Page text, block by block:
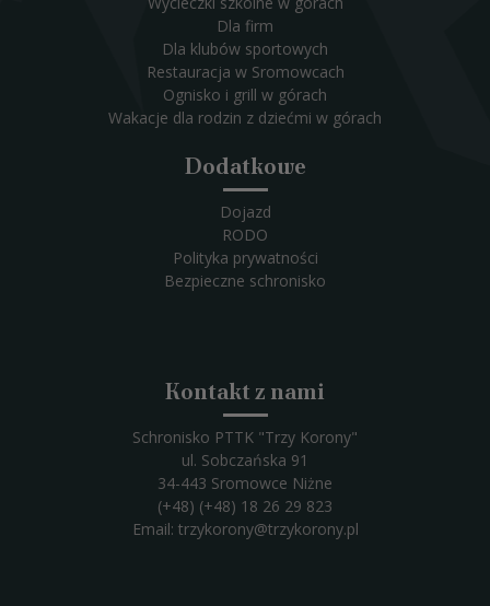
Dla firm
Dla klubów sportowych
Restauracja w Sromowcach
Ognisko i grill w górach
Wakacje dla rodzin z dziećmi w górach
Dodatkowe
Dojazd
RODO
Polityka prywatności
Bezpieczne schronisko
Kontakt z nami
Schronisko PTTK "Trzy Korony"
ul. Sobczańska 91
34-443 Sromowce Niżne
(+48) (+48) 18 26 29 823
Email: trzykorony@trzykorony.pl